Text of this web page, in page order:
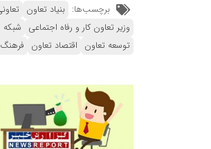
برچسب‌ها: بنیاد تعاون
وزیر تعاون کار و رفاه اجتماعی
شبکه
توسعه تعاون اقتصاد تعاون